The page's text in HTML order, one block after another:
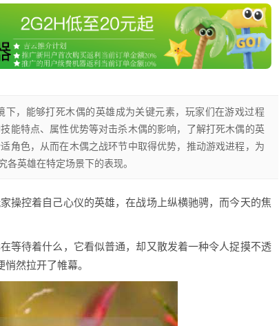
，能够打死木偶的英雄成为关键元素，玩家们在游戏过程
能特点、属性优势等对击杀木偶的影响，了解打死木偶的英
角色，从而在木偶之战环节中取得优势，推动游戏进程，为
英雄在特定场景下的表现。
操控着自己心仪的英雄，在战场上纵横驰骋，而今天的焦
等待着什么，它看似普通，却又散发着一种令人捉摸不透
然拉开了帷幕。